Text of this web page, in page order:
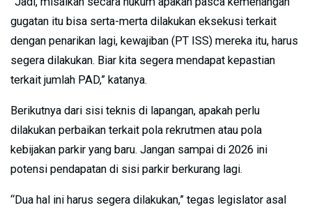
gugatan itu bisa serta-merta dilakukan eksekusi terkait
dengan penarikan lagi, kewajiban (PT ISS) mereka itu, harus
segera dilakukan. Biar kita segera mendapat kepastian
terkait jumlah PAD,” katanya.
Berikutnya dari sisi teknis di lapangan, apakah perlu
dilakukan perbaikan terkait pola rekrutmen atau pola
kebijakan parkir yang baru. Jangan sampai di 2026 ini
potensi pendapatan di sisi parkir berkurang lagi.
“Dua hal ini harus segera dilakukan,” tegas legislator asal